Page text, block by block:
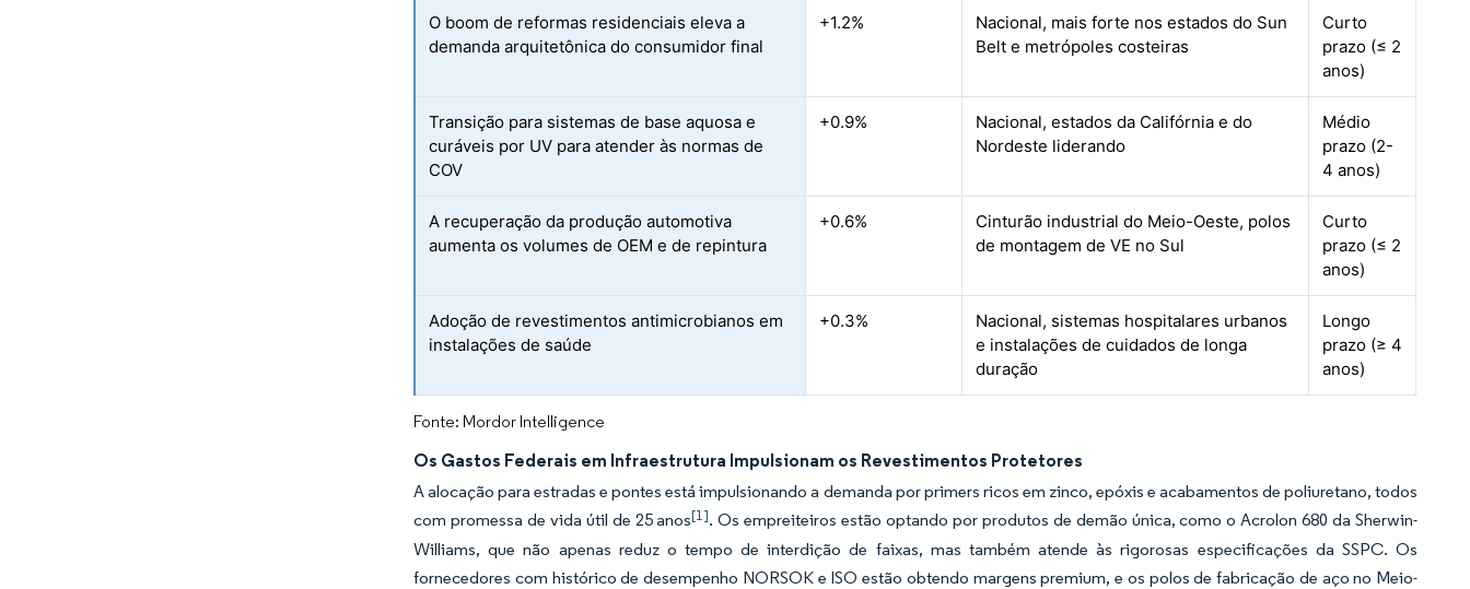
O boom de reformas residenciais eleva a
demanda arquitetônica do consumidor final
+1.2%
Nacional, mais forte nos estados do Sun
Belt e metrópoles costeiras
Curto
prazo (≤ 2
anos)
Transição para sistemas de base aquosa e
curáveis por UV para atender às normas de
COV
+0.9%
Nacional, estados da Califórnia e do
Nordeste liderando
Médio
prazo (2-
4 anos)
A recuperação da produção automotiva
aumenta os volumes de OEM e de repintura
+0.6%
Cinturão industrial do Meio-Oeste, polos
de montagem de VE no Sul
Curto
prazo (≤ 2
anos)
Adoção de revestimentos antimicrobianos em
instalações de saúde
+0.3%
Nacional, sistemas hospitalares urbanos
e instalações de cuidados de longa
duração
Longo
prazo (≥ 4
anos)
Fonte: Mordor Intelligence
Os Gastos Federais em Infraestrutura Impulsionam os Revestimentos Protetores
A alocação para estradas e pontes está impulsionando a demanda por primers ricos em zinco, epóxis e acabamentos de poliuretano, todos
com promessa de vida útil de 25 anos[1]. Os empreiteiros estão optando por produtos de demão única, como o Acrolon 680 da Sherwin-
Williams, que não apenas reduz o tempo de interdição de faixas, mas também atende às rigorosas especificações da SSPC. Os
fornecedores com histórico de desempenho NORSOK e ISO estão obtendo margens premium, e os polos de fabricação de aço no Meio-